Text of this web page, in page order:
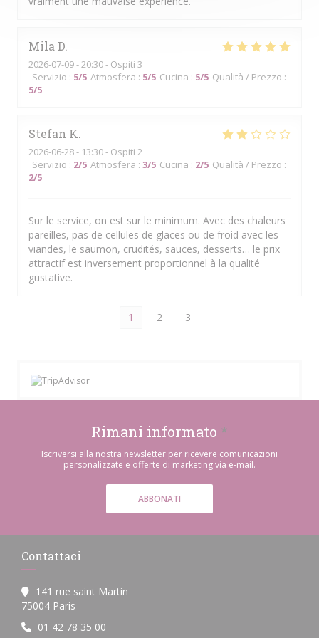
Mila D
2026-07-09- 20:30 - Ospiti 3
Servizio : 5/5 Atmosfera : 5/5 Cucina : 5/5 Qualità / Prezzo :
5/5
Stefan K
2026-06-28- 13:30 - Ospiti 2
Servizio : 2/5 Atmosfera : 3/5 Cucina : 2/5 Qualità / Prezzo :
2/5
Sur le service, on est sur le minimum. Avec des chaleurs
pareilles, pas de cellules de glaces ou de froid avec les
viandes, le saumon, crudités, sauces, desserts… le prix
attractif est inversement proportionnel à la qualité
gustative.
1 2 3
Rimani informato *
Iscriversi alla nostra newsletter per ricevere comunicazioni
personalizzate e offerte di marketing via e-mail.
ABBONATI
Contattaci
141 rue saint Martin
75004 Paris
01 42 78 35 00